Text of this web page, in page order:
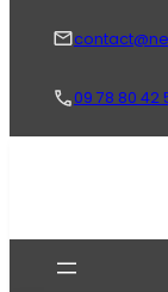
09 78 80 42